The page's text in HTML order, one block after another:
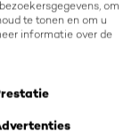
om
te tonen en om u
informatie over de